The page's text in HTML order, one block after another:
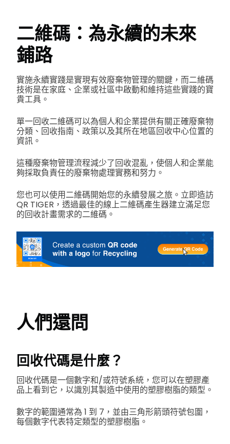
二維碼：為永續的未來
鋪路
實施永續實踐是實現有效廢棄物管理的關鍵，而二維碼
技術是在家庭、企業或社區中啟動和維持這些實踐的寶
貴工具。
單一回收二維碼可以為個人和企業提供有關正確廢棄物
分類、回收指南、政策以及其所在地區回收中心位置的
資訊。
這種廢棄物管理流程減少了回收混亂，使個人和企業能
夠採取負責任的廢棄物處理實務和努力。
您也可以使用二維碼開始您的永續發展之旅。立即造訪
QR TIGER，透過最佳的線上二維碼產生器建立滿足您
的回收計畫需求的二維碼。
人們還問
回收代碼是什麼？
回收代碼是一個數字和/或符號系統，您可以在塑膠產
品上看到它，以識別其製造中使用的塑膠樹脂的類型。
數字的範圍通常為 1 到 7，並由三角形箭頭符號包圍，
每個數字代表特定類型的塑膠樹脂。